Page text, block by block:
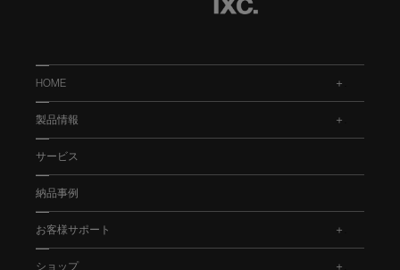
HOME
製品情報
サービス
納品事例
お客様サポート
ショップ